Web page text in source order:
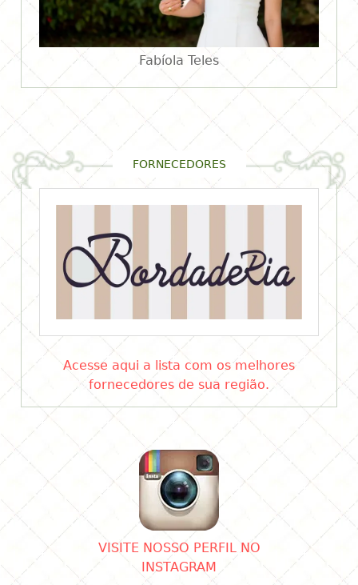
Fabíola Teles
FORNECEDORES
Acesse aqui a lista com os melhores
fornecedores de sua região.
VISITE NOSSO PERFIL NO
INSTAGRAM